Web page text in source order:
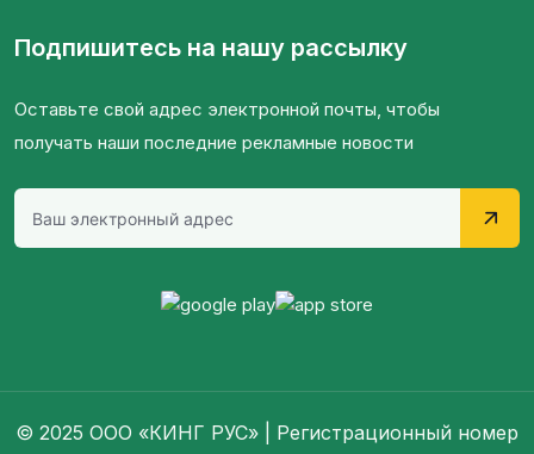
Подпишитесь на нашу рассылку
Оставьте свой адрес электронной почты, чтобы
получать наши последние рекламные новости
© 2025 ООО «КИНГ РУС» | Регистрационный номер